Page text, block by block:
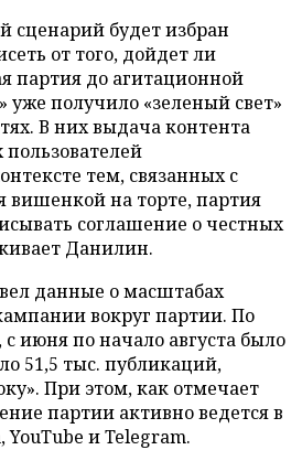
сценарий будет избран
от того, дойдет ли
партия до агитационной
уже получило «зеленый свет»
В них выдача контента
тем, связанных с
вишенкой на торте, партия
соглашение о честных
Данилин.
данные о масштабах
вокруг партии. По
с июня по начало августа было
51,5 тыс. публикаций,
При этом, как отмечает
партии активно ведется в
YouTube и Telegram.